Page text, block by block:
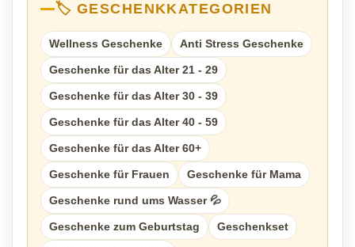
🏷️ GESCHENKKATEGORIEN
Wellness Geschenke Anti Stress Geschenke
Geschenke für das Alter 21 - 29
Geschenke für das Alter 30 - 39
Geschenke für das Alter 40 - 59
Geschenke für das Alter 60+
Geschenke für Frauen Geschenke für Mama
Geschenke rund ums Wasser 💦
Geschenke zum Geburtstag Geschenkset